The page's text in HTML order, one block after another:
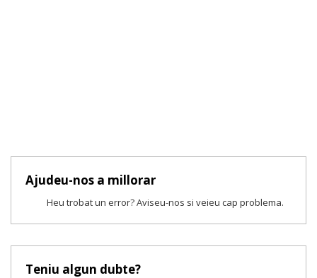
Ajudeu-nos a millorar
Heu trobat un error? Aviseu-nos si veieu cap problema.
Teniu algun dubte?